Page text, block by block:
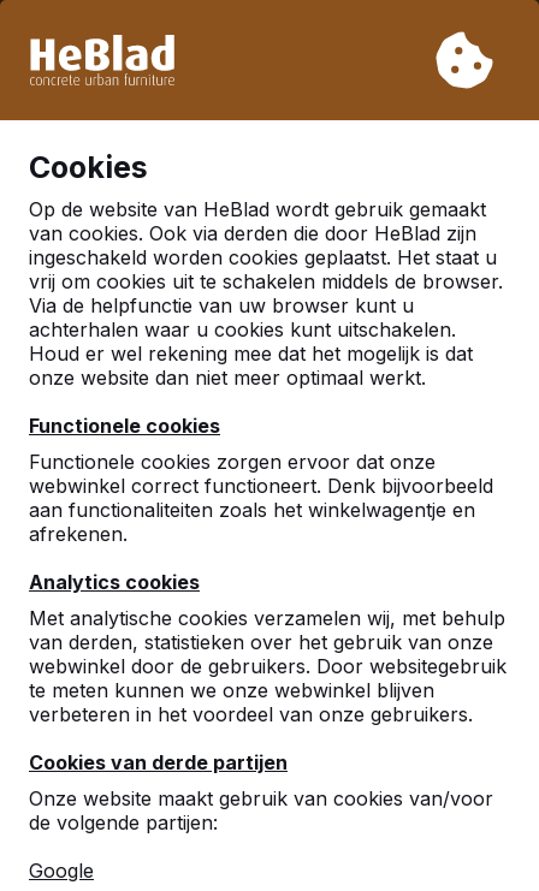
week 33. Houdt u daarom rekening met langere levertijden.
Cookies
Op de website van HeBlad wordt gebruik gemaakt
van cookies. Ook via derden die door HeBlad zijn
ingeschakeld worden cookies geplaatst. Het staat u
vrij om cookies uit te schakelen middels de browser.
Via de helpfunctie van uw browser kunt u
achterhalen waar u cookies kunt uitschakelen.
Houd er wel rekening mee dat het mogelijk is dat
onze website dan niet meer optimaal werkt.
Functionele cookies
Functionele cookies zorgen ervoor dat onze
webwinkel correct functioneert. Denk bijvoorbeeld
aan functionaliteiten zoals het winkelwagentje en
afrekenen.
Analytics cookies
Met analytische cookies verzamelen wij, met behulp
van derden, statistieken over het gebruik van onze
webwinkel door de gebruikers. Door websitegebruik
te meten kunnen we onze webwinkel blijven
verbeteren in het voordeel van onze gebruikers.
Cookies van derde partijen
Onze website maakt gebruik van cookies van/voor
de volgende partijen:
Google
Al meer dan 30.000 producten verkocht
Nederland
Referenties in:Driel
Makkelijk bestellen, snelle levering en
vriendelijk
personeel.
02-09-2015